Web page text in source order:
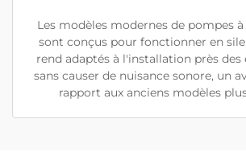
Les modèles modernes de pompes
sont conçus pour fonctionner en
rend adaptés à l'installation près des
sans causer de nuisance sonore, un
rapport aux anciens modèles